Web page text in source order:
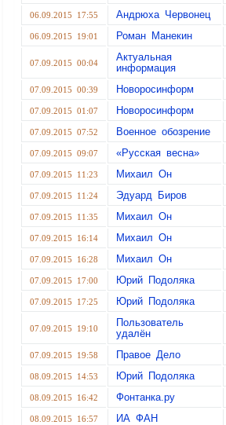
06.09.2015 17:55 Андрюха Червонец
06.09.2015 19:01 Роман Манекин
07.09.2015 00:04
Актуальная
информация
07.09.2015 00:39 Новоросинформ
07.09.2015 01:07 Новоросинформ
07.09.2015 07:52 Военное обозрение
07.09.2015 09:07 «Русская весна»
07.09.2015 11:23 Михаил Он
07.09.2015 11:24 Эдуард Биров
07.09.2015 11:35 Михаил Он
07.09.2015 16:14 Михаил Он
07.09.2015 16:28 Михаил Он
07.09.2015 17:00 Юрий Подоляка
07.09.2015 17:25 Юрий Подоляка
07.09.2015 19:10
Пользователь
удалён
07.09.2015 19:58 Правое Дело
08.09.2015 14:53 Юрий Подоляка
08.09.2015 16:42 Фонтанка.ру
08.09.2015 16:57 ИА ФАН